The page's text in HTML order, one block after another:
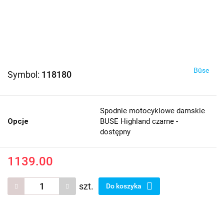
Symbol: 118180 Büse
Opcje
Spodnie motocyklowe damskie
BUSE Highland czarne -
dostępny
1139.00
szt. Do koszyka